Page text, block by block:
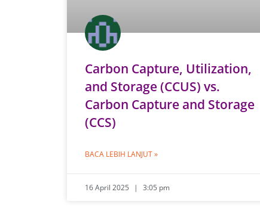
Carbon Capture, Utilization,
and Storage (CCUS) vs.
Carbon Capture and Storage
(CCS)
BACA LEBIH LANJUT »
16 April 2025 3:05 pm